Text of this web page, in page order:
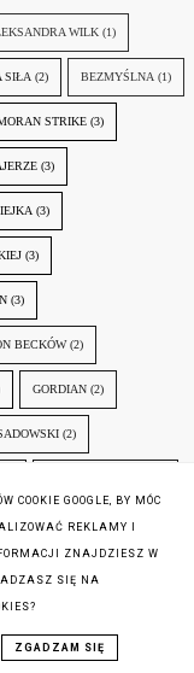
WILK (1)
SIŁA (2) BEZMYŚLNA (1)
STRIKE (3)
(3)
(3)
(3)
(3)
BECKÓW (2)
GORDIAN (2)
(2)
(3) KOLORY ZŁA
(9)
COOKIE GOOGLE, BY MÓC
REKLAMY I
ZNAJDZIESZ W
SIĘ NA
ZGADZAM SIĘ